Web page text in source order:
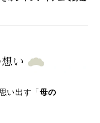
い出す「母の